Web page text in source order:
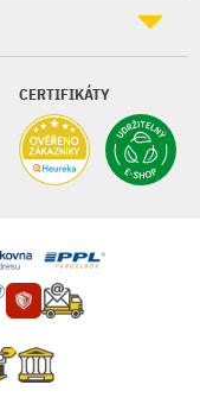
CERTIFIKÁTY